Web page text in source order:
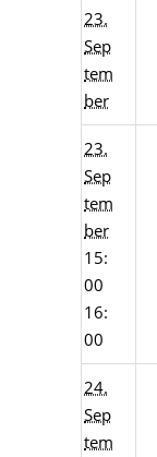
23.
Sep
tem
ber
23.
Sep
tem
ber
15:
00
16:
00
24.
Sep
tem